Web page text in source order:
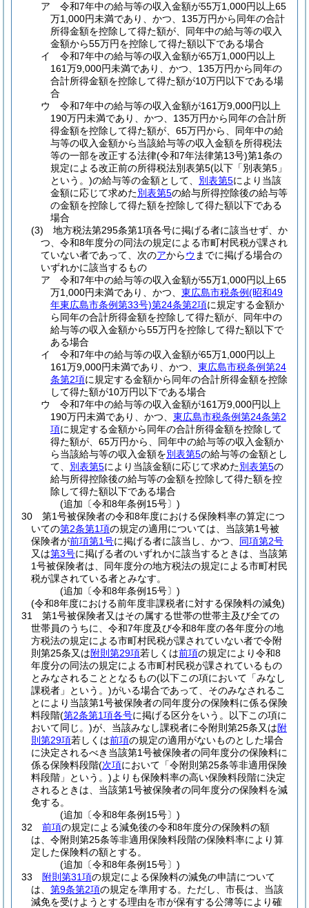
ア
令和7年中の給与等の収入金額が55万1,000円以上65
万1,000円未満であり、かつ、135万円から同年の合計
所得金額を控除して得た額が、同年中の給与等の収入
金額から55万円を控除して得た額以下である場合
イ
令和7年中の給与等の収入金額が65万1,000円以上
161万9,000円未満であり、かつ、135万円から同年の
合計所得金額を控除して得た額が10万円以下である場
合
ウ
令和7年中の給与等の収入金額が161万9,000円以上
190万円未満であり、かつ、135万円から同年の合計所
得金額を控除して得た額が、65万円から、同年中の給
与等の収入金額から当該給与等の収入金額を所得税法
等の一部を改正する法律(令和7年法律第13号)第1条の
規定による改正前の所得税法別表第5(以下「別表第5」
という。)の給与等の金額として、 別表第5により当該
金額に応じて求めた別表第5の給与所得控除後の給与等
の金額を控除して得た額を控除して得た額以下である
場合
(3)
地方税法第295条第1項各号に掲げる者に該当せず、か
つ、令和8年度分の同法の規定による市町村民税が課され
ていない者であって、次のアからウ までに掲げる場合の
いずれかに該当するもの
ア
令和7年中の給与等の収入金額が55万1,000円以上65
万1,000円未満であり、かつ、 東広島市税条例(昭和49
年東広島市条例第33号)第24条第2項に規定する金額か
ら同年の合計所得金額を控除して得た額が、同年中の
給与等の収入金額から55万円を控除して得た額以下で
ある場合
イ
令和7年中の給与等の収入金額が65万1,000円以上
161万9,000円未満であり、かつ、 東広島市税条例第24
条第2項に規定する金額から同年の合計所得金額を控除
して得た額が10万円以下である場合
ウ
令和7年中の給与等の収入金額が161万9,000円以上
190万円未満であり、かつ、 東広島市税条例第24条第2
項に規定する金額から同年の合計所得金額を控除して
得た額が、65万円から、同年中の給与等の収入金額か
ら当該給与等の収入金額を別表第5の給与等の金額とし
て、 別表第5により当該金額に応じて求めた別表第5の
給与所得控除後の給与等の金額を控除して得た額を控
除して得た額以下である場合
(追加〔令和8年条例15号〕)
30
第1号被保険者の令和8年度における保険料率の算定につ
いての第2条第1項の規定の適用については、当該第1号被
保険者が前項第1号に掲げる者に該当し、かつ、 同項第2号
又は第3号に掲げる者のいずれかに該当するときは、当該第
1号被保険者は、同年度分の地方税法の規定による市町村民
税が課されている者とみなす。
(追加〔令和8年条例15号〕)
(令和8年度における前年度非課税者に対する保険料の減免)
31
第1号被保険者又はその属する世帯の世帯主及び全ての
世帯員のうちに、令和7年度及び令和8年度の各年度分の地
方税法の規定による市町村民税が課されていない者で令附
則第25条又は附則第29項若しくは前項の規定により令和8
年度分の同法の規定による市町村民税が課されているもの
とみなされることとなるもの(以下この項において「みなし
課税者」という。)がいる場合であって、そのみなされるこ
とにより当該第1号被保険者の同年度分の保険料に係る保険
料段階(第2条第1項各号に掲げる区分をいう。以下この項に
おいて同じ。)が、当該みなし課税者に令附則第25条又は附
則第29項若しくは前項の規定の適用がないものとした場合
に決定されるべき当該第1号被保険者の同年度分の保険料に
係る保険料段階(次項において「令附則第25条等非適用保険
料段階」という。)よりも保険料率の高い保険料段階に決定
されるときは、当該第1号被保険者の同年度分の保険料を減
免する。
(追加〔令和8年条例15号〕)
32
前項の規定による減免後の令和8年度分の保険料の額
は、令附則第25条等非適用保険料段階の保険料率により算
定した保険料の額とする。
(追加〔令和8年条例15号〕)
33
附則第31項の規定による保険料の減免の申請について
は、 第9条第2項の規定を準用する。 ただし、市長は、当該
減免を受けようとする理由を市が保有する公簿等により確